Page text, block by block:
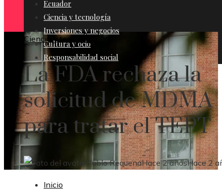
Ecuador
Ciencia y tecnología
Inversiones y negocios
Cultura y ocio
Responsabilidad social
Ciencia y tecnología
La FDA rechaza la
solicitud de MDMA
para tratar el TEPT
Pablo RequenaHace 2 añosHace 2
Inicio